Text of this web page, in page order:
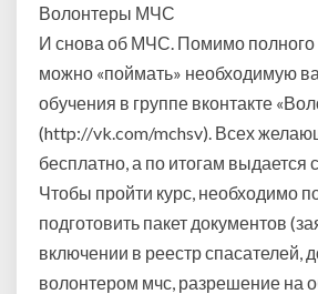
Волонтеры МЧС
И снова об МЧС. Помимо полного
можно «поймать» необходимую
обучения в группе вконтакте
(http://vk.com/mchsv). Всех
бесплатно, а по итогам выдается
Чтобы пройти курс, необходимо
подготовить пакет документов
включении в реестр спасателей,
волонтером мчс, разрешение на